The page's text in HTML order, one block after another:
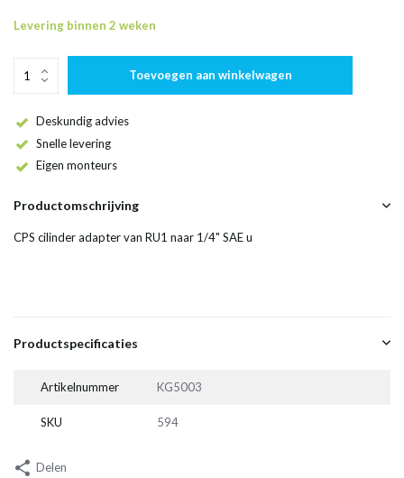
Levering binnen 2 weken
Toevoegen aan winkelwagen
Deskundig advies
Snelle levering
Eigen monteurs
Productomschrijving
CPS cilinder adapter van RU1 naar 1/4" SAE u
Productspecificaties
Artikelnummer KG5003
SKU 594
Delen